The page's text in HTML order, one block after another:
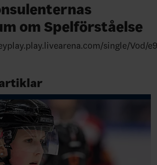
om Spelförståelse
single/Vod/